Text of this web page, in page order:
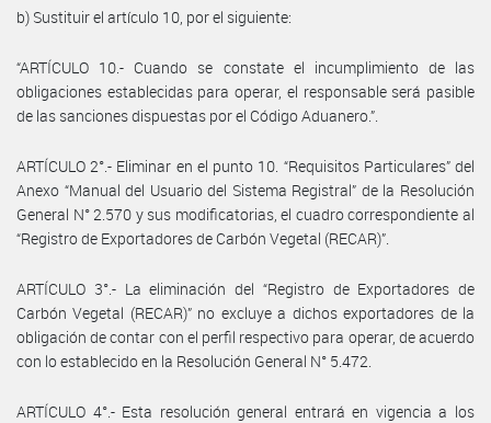
b) Sustituir el artículo 10, por el siguiente:
“ARTÍCULO 10.- Cuando se constate el incumplimiento de las
obligaciones establecidas para operar, el responsable será pasible
de las sanciones dispuestas por el Código Aduanero.”.
ARTÍCULO 2°.- Eliminar en el punto 10. “Requisitos Particulares” del
Anexo “Manual del Usuario del Sistema Registral” de la Resolución
General N° 2.570 y sus modificatorias, el cuadro correspondiente al
“Registro de Exportadores de Carbón Vegetal (RECAR)”.
ARTÍCULO 3°.- La eliminación del “Registro de Exportadores de
Carbón Vegetal (RECAR)” no excluye a dichos exportadores de la
obligación de contar con el perfil respectivo para operar, de acuerdo
con lo establecido en la Resolución General N° 5.472.
ARTÍCULO 4°.- Esta resolución general entrará en vigencia a los